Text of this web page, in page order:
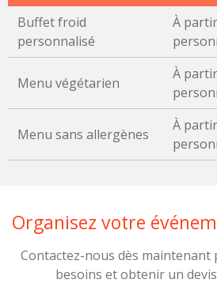
Buffet froid
personnalisé
À
Menu végétarien
À
Menu sans allergènes
À
Organisez votre
Contactez-nous dès maintenant
besoins et obtenir un